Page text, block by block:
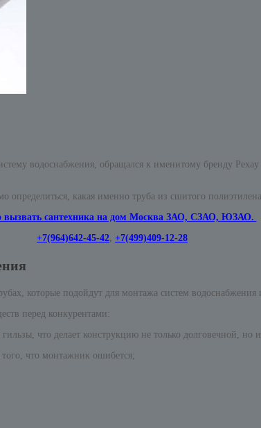
водоснабжения, обращался к именитому бренду
какая именно труба из сшитого
вызвать сантехника на дом Москва ЗАО, СЗАО, ЮЗАО.
+7(964)642-45-42, +7(499)409-12-28
которые подойдут для монтажа систем водоснабжения
перед конкурентами:
что делает конструкцию не только долговечной, но
что монтажник ошибется;